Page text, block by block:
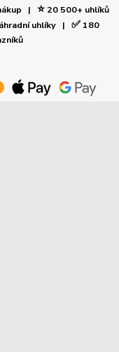
| ⭐20 500+ uhlíků
uhlíky | ✅180